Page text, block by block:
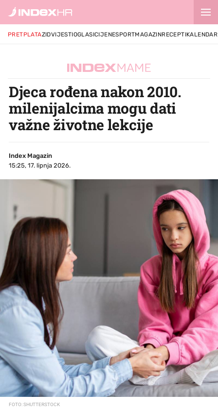
PRETPLATAZIDVIJESTIOGLASICIJENESPORTMAGAZINRECEPTIKALENDAR
Djeca rođena nakon 2010.
milenijalcima mogu dati
važne životne lekcije
Index Magazin
15:25, 17. lipnja 2026.
FOTO: SHUTTERSTOCK